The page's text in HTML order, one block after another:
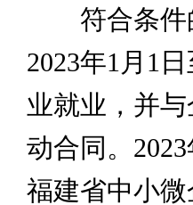
符合条件
2023年1月1
业就业，并
动合同。
福建省中小